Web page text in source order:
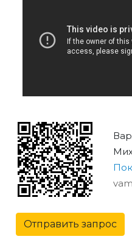
Отправить запрос